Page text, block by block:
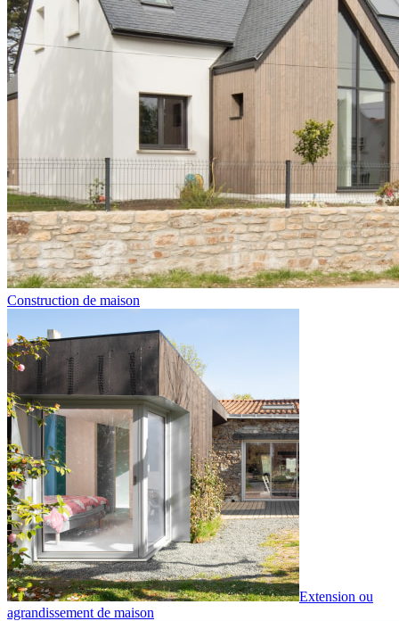
Construction de maison
Extension ou
agrandissement de maison